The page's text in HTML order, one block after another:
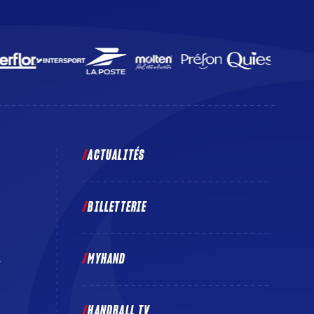
ACTUALITÉS
BILLETTERIE
MYHAND